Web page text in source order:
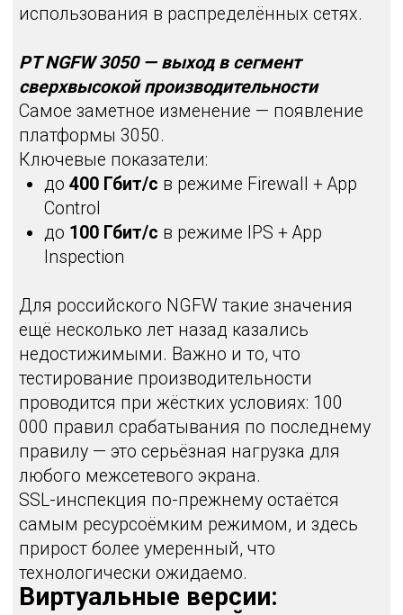
производительности в виртуальной
что было реализовано
К 2026 году PT NGFW закрыл
значительную часть функциональных
ожиданий рынка.
Site-to-Site VPN
Один из наиболее востребованных
сценариев — site-to-site VPN — реализован
в современной архитектуре. По
результатам внедрений и пилотов
решение показывает стабильную работу и
корректную интеграцию в сложные
сетевые топологии.
Remote Access VPN: самый ожидаемый
функционал
Remote Access VPN долго оставался в
статусе «ожидается». Сейчас его релиз
находится в финальной стадии.
Архитектура включает:
централизованное управление через
систему управления;
NGFW как VPN-шлюз;
отдельный PT VPN Agent;
поддержку split tunneling;
управление пулами адресов;
гибкие механизмы аутентификации;
интеграцию через RADIUS.
Поддержка RADIUS открывает
возможность подключения внешней